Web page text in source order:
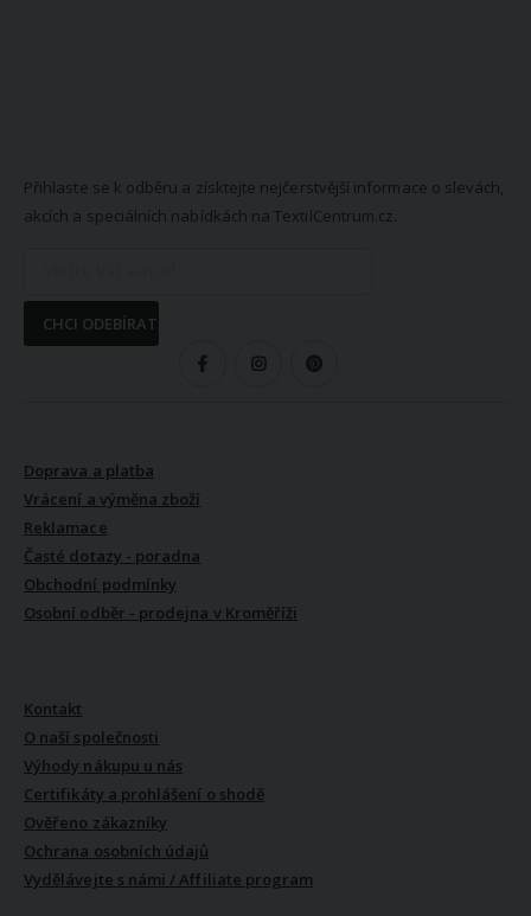
Přihlaste se k odběru a získtejte nejčerstvější informace o slevách,
akcích a speciálních nabídkách na TextilCentrum.cz.
CHCI ODEBÍRAT
Doprava a platba
Vrácení a výměna zboží
Reklamace
Časté dotazy - poradna
Obchodní podmínky
Osobní odběr - prodejna v Kroměříži
Kontakt
O naší společnosti
Výhody nákupu u nás
Certifikáty a prohlášení o shodě
Ověřeno zákazníky
Ochrana osobních údajů
Vydělávejte s námi / Affiliate program